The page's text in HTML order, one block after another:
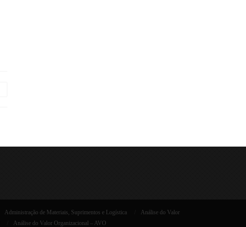
Administração de Materiais, Suprimentos e Logística
Análise do Valor
Análise do Valor Organizacional – AVO